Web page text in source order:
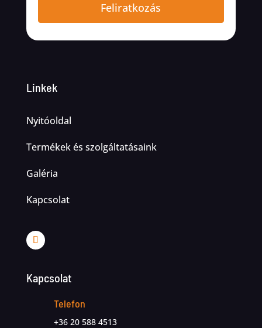
Feliratkozás
Linkek
Nyitóoldal
Termékek és szolgáltatásaink
Galéria
Kapcsolat
Kapcsolat
Telefon
+36 20 588 4513